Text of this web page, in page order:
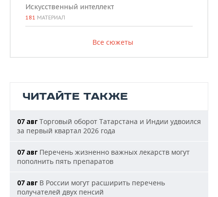
Искусственный интеллект
181 МАТЕРИАЛ
Все сюжеты
ЧИТАЙТЕ ТАКЖЕ
07 авг Торговый оборот Татарстана и Индии удвоился
за первый квартал 2026 года
07 авг Перечень жизненно важных лекарств могут
пополнить пять препаратов
07 авг В России могут расширить перечень
получателей двух пенсий